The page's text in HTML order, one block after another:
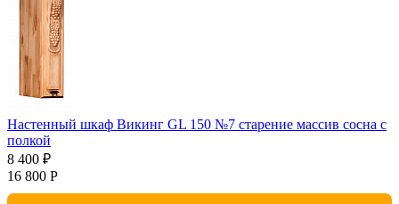
Настенный шкаф Викинг GL 150 №7 старение массив сосна с
полкой
8 400 ₽
16 800 Р